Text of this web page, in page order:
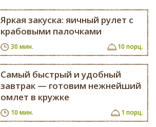
Яркая закуска: яичный рулет с
крабовыми палочками
30 мин. 10 порц.
Самый быстрый и удобный
завтрак — готовим нежнейший
омлет в кружке
10 мин. 1 порц.